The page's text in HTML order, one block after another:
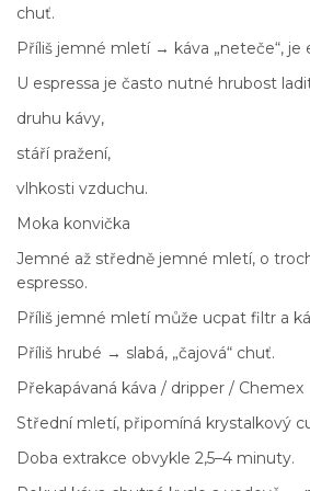
chuť.
Příliš jemné mletí → káva „neteče“, je
U espressa je často nutné hrubost
druhu kávy,
stáří pražení,
vlhkosti vzduchu.
Moka konvička
Jemné až středně jemné mletí, o
espresso.
Příliš jemné mletí může ucpat filtr a
Příliš hrubé → slabá, „čajová“ chuť.
Překapávaná káva / dripper / Chemex
Střední mletí, připomíná krystalkový
Doba extrakce obvykle 2,5–4 minuty.